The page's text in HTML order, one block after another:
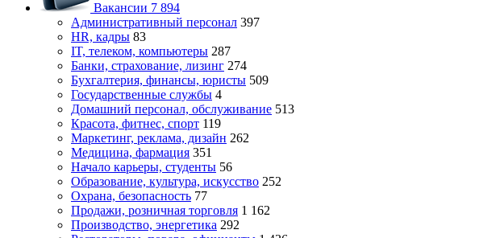
Вакансии 7 894
Административный персонал 397
HR, кадры 83
IT, телеком, компьютеры 287
Банки, страхование, лизинг 274
Бухгалтерия, финансы, юристы 509
Государственные службы 4
Домашний персонал, обслуживание 513
Красота, фитнес, спорт 119
Маркетинг, реклама, дизайн 262
Медицина, фармация 351
Начало карьеры, студенты 56
Образование, культура, искусство 252
Охрана, безопасность 77
Продажи, розничная торговля 1 162
Производство, энергетика 292